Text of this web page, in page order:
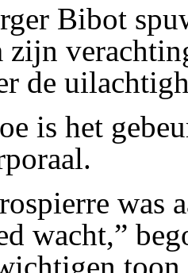
Bibot
zijn
de
is het
was
wacht,”